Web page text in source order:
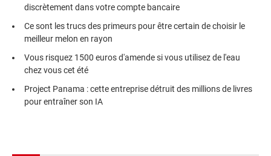
discrètement dans votre compte bancaire
Ce sont les trucs des primeurs pour être certain de choisir le
meilleur melon en rayon
Vous risquez 1500 euros d'amende si vous utilisez de l'eau
chez vous cet été
Project Panama : cette entreprise détruit des millions de livres
pour entraîner son IA